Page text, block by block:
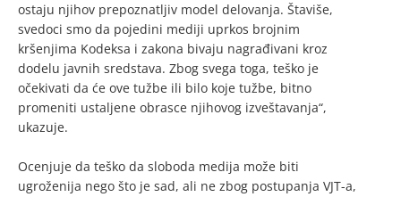
ostaju njihov prepoznatljiv model delovanja. Štaviše,
svedoci smo da pojedini mediji uprkos brojnim
kršenjima Kodeksa i zakona bivaju nagrađivani kroz
dodelu javnih sredstava. Zbog svega toga, teško je
očekivati da će ove tužbe ili bilo koje tužbe, bitno
promeniti ustaljene obrasce njihovog izveštavanja“,
ukazuje.
Ocenjuje da teško da sloboda medija može biti
ugroženija nego što je sad, ali ne zbog postupanja VJT-a,